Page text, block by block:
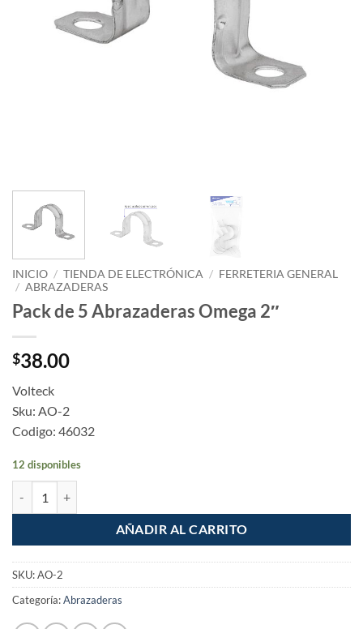
INICIO / TIENDA DE ELECTRÓNICA / FERRETERIA GENERAL
/ ABRAZADERAS
Pack de 5 Abrazaderas Omega 2″
$38.00
Volteck
Sku: AO-2
Codigo: 46032
12 disponibles
AÑADIR AL CARRITO
SKU:AO-2
Categoría:Abrazaderas